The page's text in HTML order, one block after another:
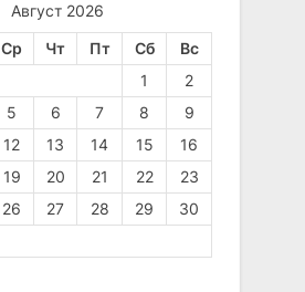
Август 2026
Ср Чт Пт Сб
Вс
1
2
5 6 7 8
9
12 13 14 15
16
19 20 21 22
23
26 27 28 29
30